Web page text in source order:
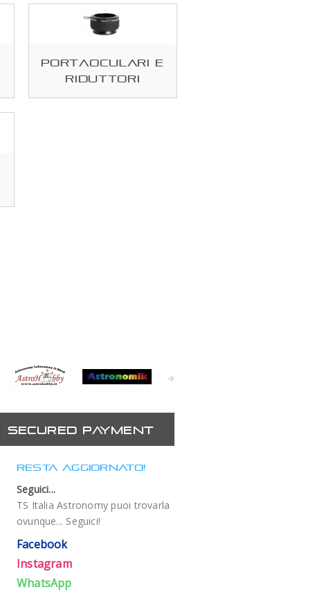
Portaoculari e
riduttori
SECURED PAYMENT
RESTA AGGIORNATO!
Seguici...
TS Italia Astronomy puoi trovarla
ovunque... Seguici!
Facebook
Instagram
WhatsApp